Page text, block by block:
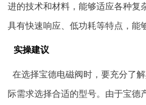
进的技术和材料，能够适应各种复
具有快速响应、低功耗等特点，能
实操建议
在选择宝德电磁阀时，要充分了
际需求选择合适的型号。由于宝德